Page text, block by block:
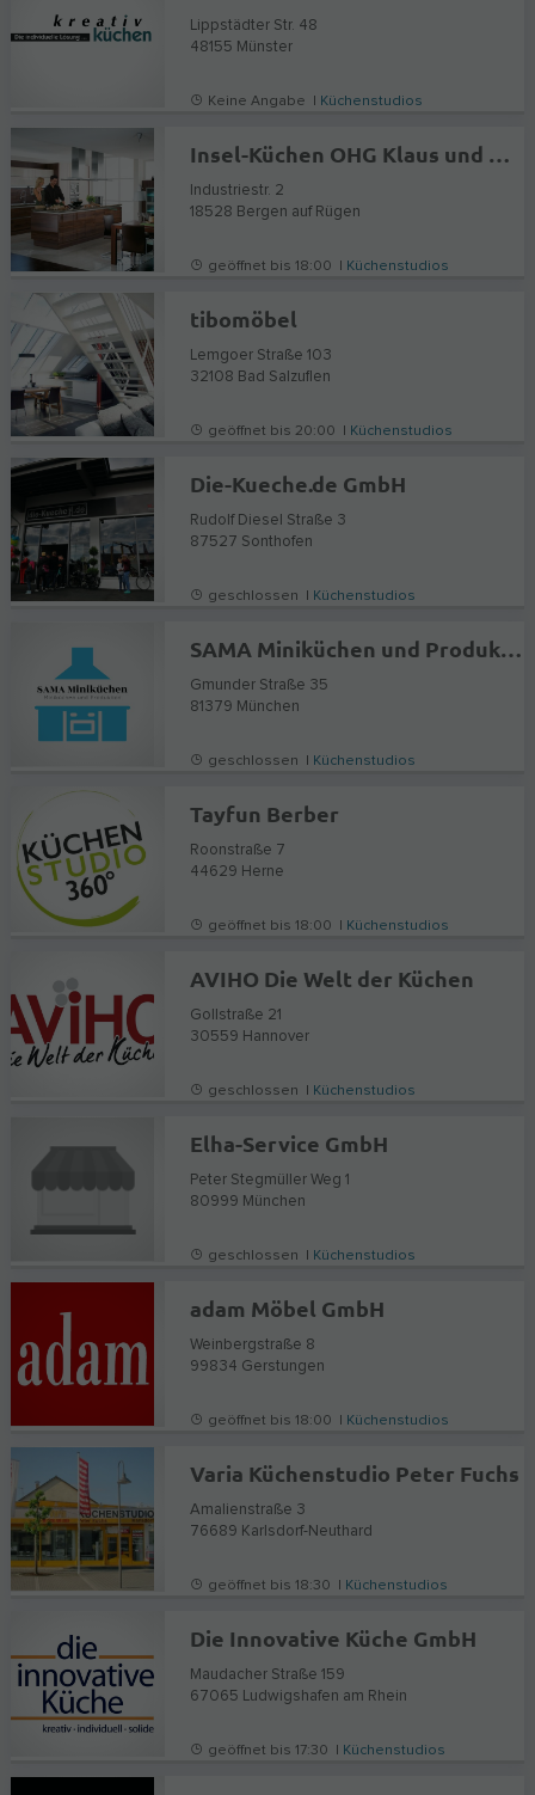
Lippstädter Str. 48
48155 Münster
Keine Angabe | Küchenstudios
Insel-Küchen OHG Klaus und Ralf Silbernagel
Industriestr. 2
18528 Bergen auf Rügen
geöffnet bis 18:00 | Küchenstudios
tibomöbel
Lemgoer Straße 103
32108 Bad Salzuflen
geöffnet bis 20:00 | Küchenstudios
Die-Kueche.de GmbH
Rudolf Diesel Straße 3
87527 Sonthofen
geschlossen | Küchenstudios
SAMA Miniküchen und Produktion
Gmunder Straße 35
81379 München
geschlossen | Küchenstudios
Tayfun Berber
Roonstraße 7
44629 Herne
geöffnet bis 18:00 | Küchenstudios
AVIHO Die Welt der Küchen
Gollstraße 21
30559 Hannover
geschlossen | Küchenstudios
Elha-Service GmbH
Peter Stegmüller Weg 1
80999 München
geschlossen | Küchenstudios
adam Möbel GmbH
Weinbergstraße 8
99834 Gerstungen
geöffnet bis 18:00 | Küchenstudios
Varia Küchenstudio Peter Fuchs
Amalienstraße 3
76689 Karlsdorf-Neuthard
geöffnet bis 18:30 | Küchenstudios
Die Innovative Küche GmbH
Maudacher Straße 159
67065
Ludwigshafen am Rhein
geöffnet bis 17:30 | Küchenstudios